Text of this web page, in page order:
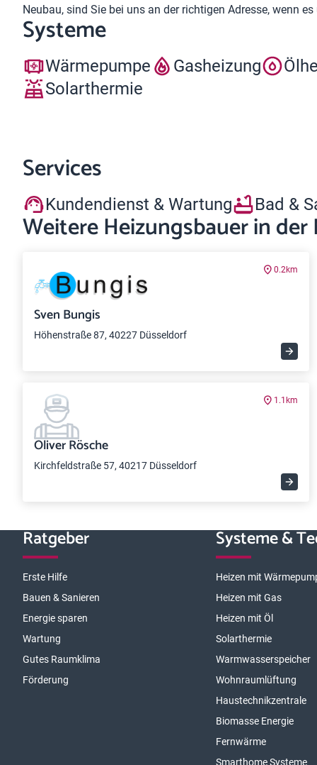
Neubau, sind Sie bei uns an der richtigen Adresse, wenn
Systeme
Wärmepumpe Gasheizung
Solarthermie
Services
Kundendienst & Wartung Bad &
Weitere Heizungsbauer in der
0.2km
Sven Bungis
Höhenstraße 87, 40227 Düsseldorf
1.1km
Oliver Rösche
Kirchfeldstraße 57, 40217 Düsseldorf
Ratgeber
Erste Hilfe
Bauen & Sanieren
Energie sparen
Wartung
Gutes Raumklima
Förderung
Systeme &
Heizen mit
Heizen mit Gas
Heizen mit Öl
Solarthermie
Warmwasserspeicher
Wohnraumlüftung
Haustechnikzentrale
Biomasse Energie
Fernwärme
Smarthome Systeme